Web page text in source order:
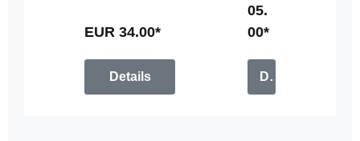
EUR 34.00*
Details
n
g
05.
00*
Details